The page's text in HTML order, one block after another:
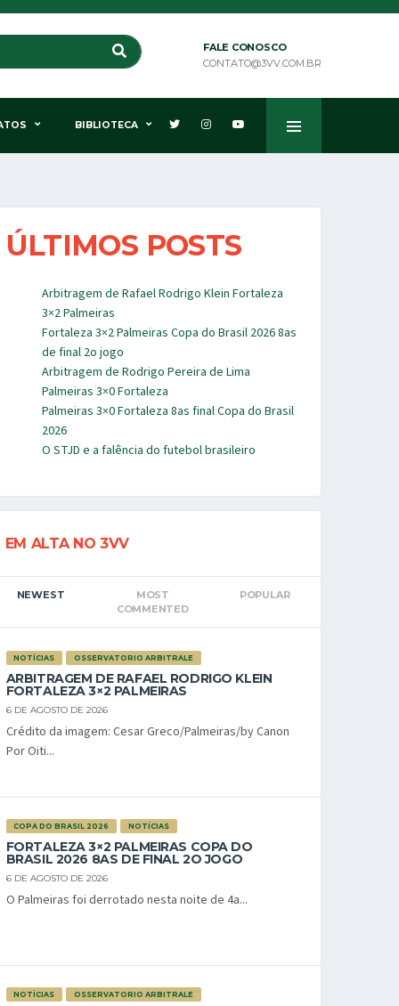
FALE CONOSCO
CONTATO@3VV.COM.BR
BIBLIOTECA
ÚLTIMOS POSTS
Arbitragem de Rafael Rodrigo Klein Fortaleza
3×2 Palmeiras
Fortaleza 3×2 Palmeiras Copa do Brasil 2026 8as
de final 2o jogo
Arbitragem de Rodrigo Pereira de Lima
Palmeiras 3×0 Fortaleza
Palmeiras 3×0 Fortaleza 8as final Copa do Brasil
2026
O STJD e a falência do futebol brasileiro
EM ALTA NO 3VV
NEWEST
MOST
COMMENTED
POPULAR
NOTÍCIAS OSSERVATORIO ARBITRALE
ARBITRAGEM DE RAFAEL RODRIGO KLEIN
FORTALEZA 3×2 PALMEIRAS
6 DE AGOSTO DE 2026
Crédito da imagem: Cesar Greco/Palmeiras/by Canon
Por Oiti...
COPA DO BRASIL 2026 NOTÍCIAS
FORTALEZA 3×2 PALMEIRAS COPA DO
BRASIL 2026 8AS DE FINAL 2O JOGO
6 DE AGOSTO DE 2026
O Palmeiras foi derrotado nesta noite de 4a...
NOTÍCIAS OSSERVATORIO ARBITRALE